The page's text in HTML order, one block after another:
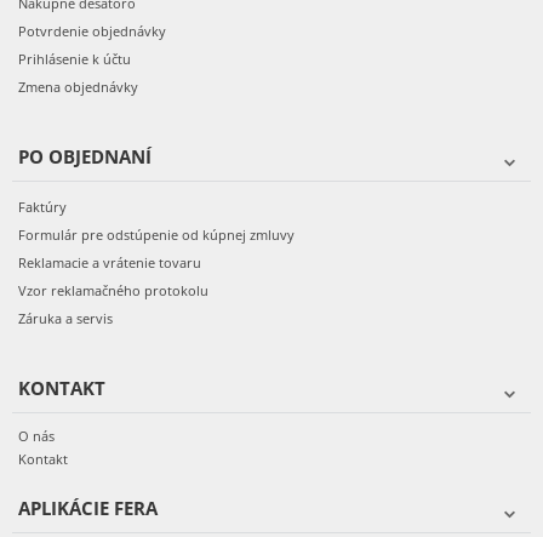
Potvrdenie objednávky
Prihlásenie k účtu
Zmena objednávky
PO OBJEDNANÍ
Faktúry
Formulár pre odstúpenie od kúpnej zmluvy
Reklamacie a vrátenie tovaru
Vzor reklamačného protokolu
Záruka a servis
KONTAKT
O nás
Kontakt
APLIKÁCIE FERA